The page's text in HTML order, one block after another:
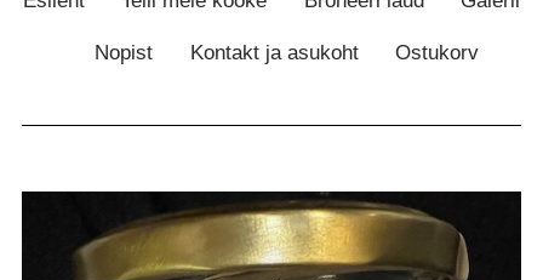
Nopist Kontakt ja asukoht Ostukorv